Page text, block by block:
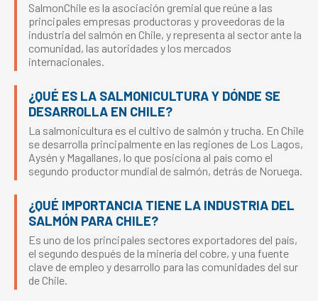
SalmonChile es la asociación gremial que reúne a las
principales empresas productoras y proveedoras de la
industria del salmón en Chile, y representa al sector ante la
comunidad, las autoridades y los mercados
internacionales.
¿QUÉ ES LA SALMONICULTURA Y DÓNDE SE
DESARROLLA EN CHILE?
La salmonicultura es el cultivo de salmón y trucha. En Chile
se desarrolla principalmente en las regiones de Los Lagos,
Aysén y Magallanes, lo que posiciona al país como el
segundo productor mundial de salmón, detrás de Noruega.
¿QUÉ IMPORTANCIA TIENE LA INDUSTRIA DEL
SALMÓN PARA CHILE?
Es uno de los principales sectores exportadores del país,
el segundo después de la minería del cobre, y una fuente
clave de empleo y desarrollo para las comunidades del sur
de Chile.